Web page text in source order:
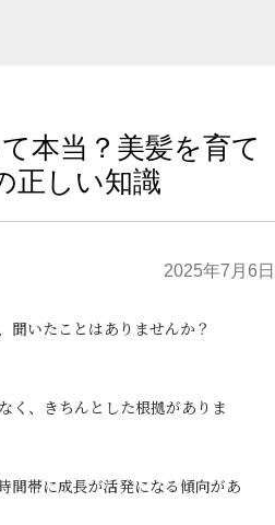
本当？美髪を育て
正しい知識
2025年7月6日
聞いたことはありませんか？
く、きちんとした根拠がありま
間帯に成長が活発になる傾向があ